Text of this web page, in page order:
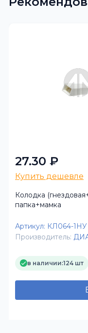
27.30 ₽
Купить дешевле
Колодка
папка+мамка
Артикул: КЛ064-1НУ
Производитель:
в наличии:124 шт